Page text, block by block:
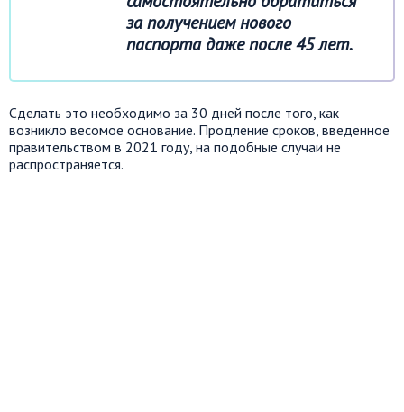
за получением нового
паспорта даже после 45 лет.
Сделать это необходимо за 30 дней после того, как
возникло весомое основание. Продление сроков, введенное
правительством в 2021 году, на подобные случаи не
распространяется.